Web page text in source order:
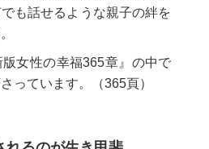
も話せるような親子の絆を
女性の幸福365章』の中で
っています。（365頁）